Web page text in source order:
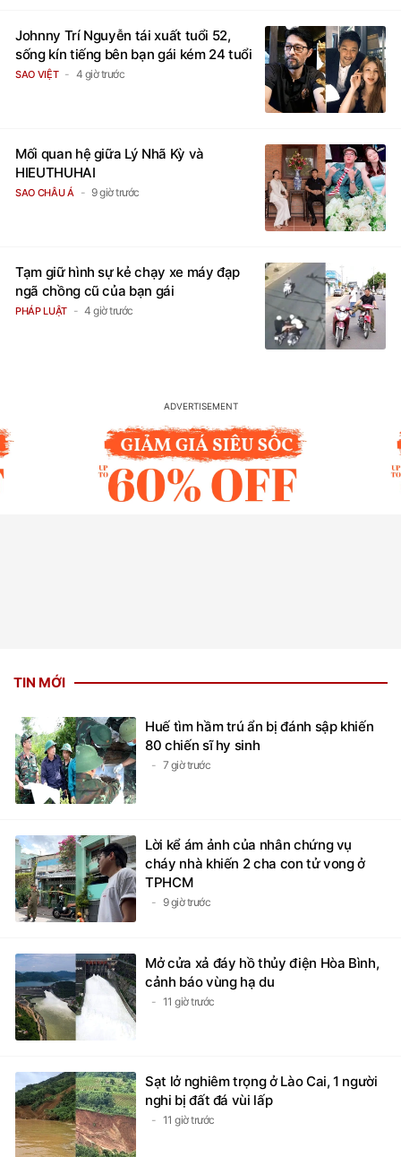
Johnny Trí Nguyễn tái xuất tuổi 52,
sống kín tiếng bên bạn gái kém 24 tuổi
SAO VIỆT 4 giờ trước
Mối quan hệ giữa Lý Nhã Kỳ và
HIEUTHUHAI
SAO CHÂU Á 9 giờ trước
Tạm giữ hình sự kẻ chạy xe máy đạp
ngã chồng cũ của bạn gái
PHÁP LUẬT 4 giờ trước
TIN MỚI
Huế tìm hầm trú ẩn bị đánh sập khiến
80 chiến sĩ hy sinh
7 giờ trước
Lời kể ám ảnh của nhân chứng vụ
cháy nhà khiến 2 cha con tử vong ở
TPHCM
9 giờ trước
Mở cửa xả đáy hồ thủy điện Hòa Bình,
cảnh báo vùng hạ du
11 giờ trước
Sạt lở nghiêm trọng ở Lào Cai, 1 người
nghi bị đất đá vùi lấp
11 giờ trước